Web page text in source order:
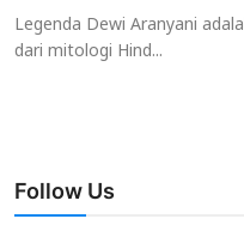
Indonesia
Legenda Dewi Aranyani
dari mitologi Hind...
Follow Us